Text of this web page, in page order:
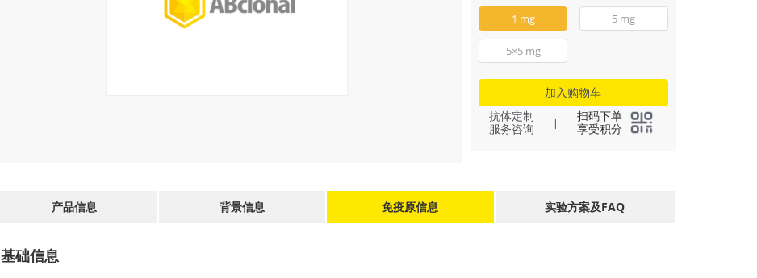
1 mg 5 mg
5×5 mg
加入购物车
抗体定制
服务咨询
|
扫码下单
享受积分
产品信息 背景信息 免疫原信息 实验方案及FAQ
基础信息